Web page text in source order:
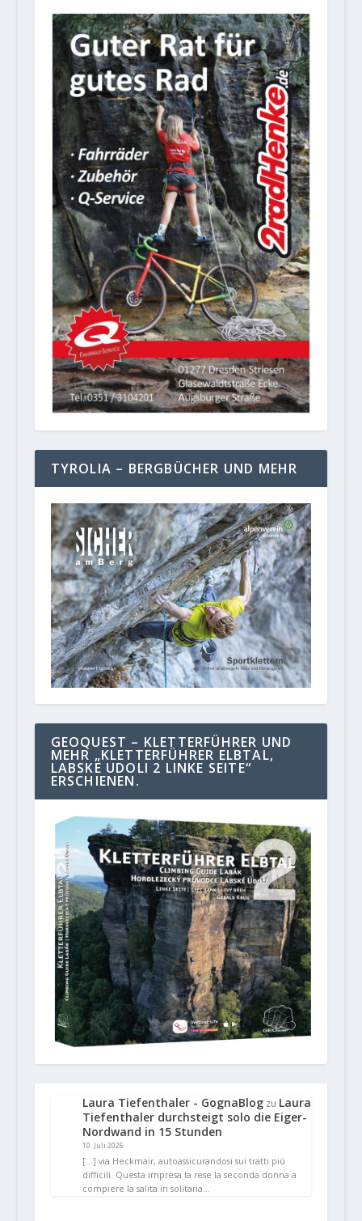
TYROLIA – BERGBÜCHER UND MEHR
GEOQUEST – KLETTERFÜHRER UND
MEHR „KLETTERFÜHRER ELBTAL,
LABSKE UDOLI 2 LINKE SEITE“
ERSCHIENEN.
Laura Tiefenthaler - GognaBlogzu Laura
Tiefenthaler durchsteigt solo die Eiger-
Nordwand in 15 Stunden
10. Juli 2026
[…] via Heckmair, autoassicurandosi sui tratti più
difficili. Questa impresa la rese la seconda donna a
compiere la salita in solitaria…